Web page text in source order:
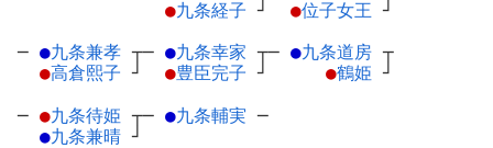
●九条経子 ┘
●位子女王 ┘
─ ●九条兼孝 ┬
●高倉熙子 ┘
─ ●九条幸家 ┬
●豊臣完子 ┘
─ ●九条道房 ┬
●鶴姫 ┘
─ ●九条待姫 ┬
●九条兼晴 ┘
─ ●九条輔実 ─